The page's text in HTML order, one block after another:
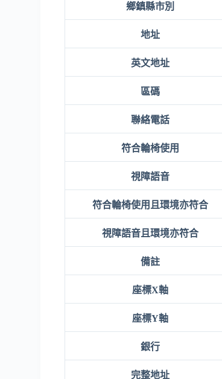
鄉鎮縣市別
地址
英文地址
區碼
聯絡電話
符合輪椅使用
視障語音
符合輪椅使用且環境亦符合
視障語音且環境亦符合
備註
座標X軸
座標Y軸
銀行
完整地址